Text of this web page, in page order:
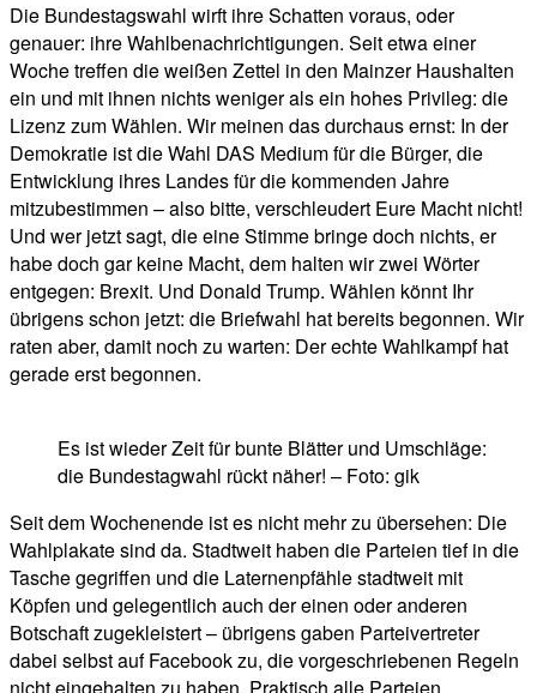
Die Bundestagswahl wirft ihre Schatten voraus, oder
genauer: ihre Wahlbenachrichtigungen. Seit etwa einer
Woche treffen die weißen Zettel in den Mainzer Haushalten
ein und mit ihnen nichts weniger als ein hohes Privileg: die
Lizenz zum Wählen. Wir meinen das durchaus ernst: In der
Demokratie ist die Wahl DAS Medium für die Bürger, die
Entwicklung ihres Landes für die kommenden Jahre
mitzubestimmen – also bitte, verschleudert Eure Macht nicht!
Und wer jetzt sagt, die eine Stimme bringe doch nichts, er
habe doch gar keine Macht, dem halten wir zwei Wörter
entgegen: Brexit. Und Donald Trump. Wählen könnt Ihr
übrigens schon jetzt: die Briefwahl hat bereits begonnen. Wir
raten aber, damit noch zu warten: Der echte Wahlkampf hat
gerade erst begonnen.
Es ist wieder Zeit für bunte Blätter und Umschläge:
die Bundestagwahl rückt näher! – Foto: gik
Seit dem Wochenende ist es nicht mehr zu übersehen: Die
Wahlplakate sind da. Stadtweit haben die Parteien tief in die
Tasche gegriffen und die Laternenpfähle stadtweit mit
Köpfen und gelegentlich auch der einen oder anderen
Botschaft zugekleistert – übrigens gaben Parteivertreter
dabei selbst auf Facebook zu, die vorgeschriebenen Regeln